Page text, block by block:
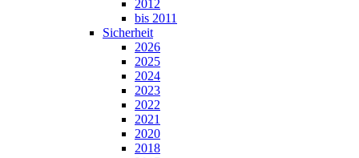
2012
bis 2011
Sicherheit
2026
2025
2024
2023
2022
2021
2020
2018